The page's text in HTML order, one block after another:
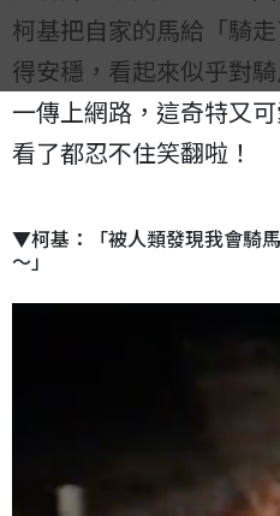
柯基把自家的馬給「騎
得安穩，看起來似乎對
一傳上網路，這奇特又
看了都忍不住笑翻啦！
▼柯基：「被人類發現我會騎
～」